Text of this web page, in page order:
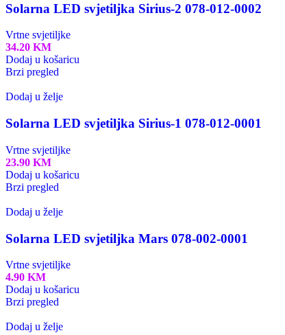
Solarna LED svjetiljka Sirius-2 078-012-0002
Vrtne svjetiljke
34.20 KM
Dodaj u košaricu
Brzi pregled
Dodaj u želje
Solarna LED svjetiljka Sirius-1 078-012-0001
Vrtne svjetiljke
23.90 KM
Dodaj u košaricu
Brzi pregled
Dodaj u želje
Solarna LED svjetiljka Mars 078-002-0001
Vrtne svjetiljke
4.90 KM
Dodaj u košaricu
Brzi pregled
Dodaj u želje